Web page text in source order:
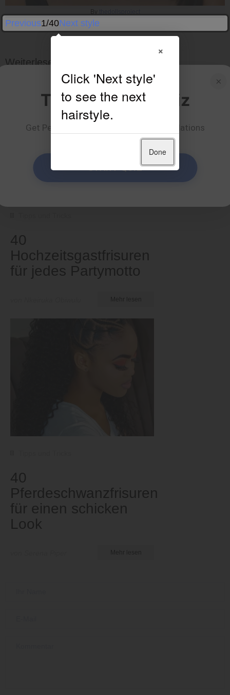
By
Previous1/40Next style
Weiterlesen
40
Hochzeitsgastfrisuren
für jedes Partymotto
40
Pferdeschwanzfrisuren
für einen schicken
Look
×
Take Our Hair Quiz
Get Personalized Hairstyle Recommendations
START QUIZ
×
Done